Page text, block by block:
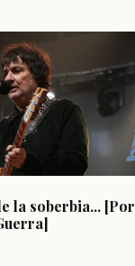
la soberbia... [Por